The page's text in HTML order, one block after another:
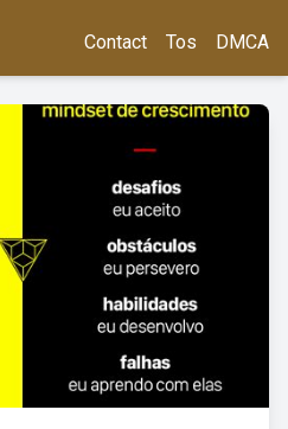
Contact Tos DMCA